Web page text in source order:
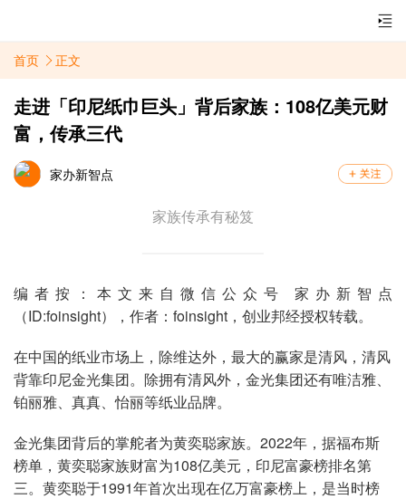
首页 正文
走进「印尼纸巾巨头」背后家族：108亿美元财
富，传承三代
家办新智点
家族传承有秘笈
编者按：本文来自微信公众号 家办新智点
（ID:foinsight），作者：foinsight，创业邦经授权转载。
在中国的纸业市场上，除维达外，最大的赢家是清风，清风
背靠印尼金光集团。除拥有清风外，金光集团还有唯洁雅、
铂丽雅、真真、怡丽等纸业品牌。
金光集团背后的掌舵者为黄奕聪家族。2022年，据福布斯
榜单，黄奕聪家族财富为108亿美元，印尼富豪榜排名第
三。黄奕聪于1991年首次出现在亿万富豪榜上，是当时榜